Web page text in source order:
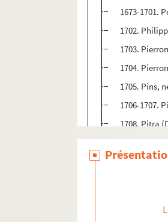
1673-1701.
1702.
1703.
1704.
1705. Pins,
1706-1707.
1708. Pitra
1709-1710.
1711.
1712-
1720.
1721.